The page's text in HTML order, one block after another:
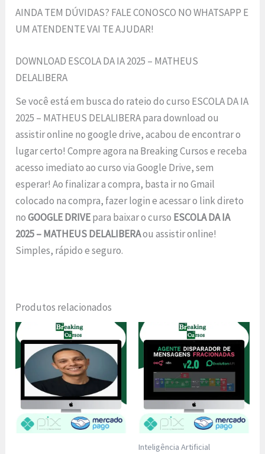
AINDA TEM DÚVIDAS? FALE CONOSCO NO WHATSAPP E
UM ATENDENTE VAI TE AJUDAR!
DOWNLOAD ESCOLA DA IA 2025 – MATHEUS
DELALIBERA
Se você está em busca do rateio do curso ESCOLA DA IA
2025 – MATHEUS DELALIBERA para download ou
assistir online no google drive, acabou de encontrar o
lugar certo! Compre agora na Breaking Cursos e receba
acesso imediato ao curso via Google Drive, sem
esperar! Ao finalizar a compra, basta ir no Gmail
colocado na compra, fazer login e acessar o link direto
noGOOGLE DRIVEpara baixar o curso ESCOLA DA IA
2025 – MATHEUS DELALIBERAou assistir online!
Simples, rápido e seguro.
Produtos relacionados
Inteligência Artificial